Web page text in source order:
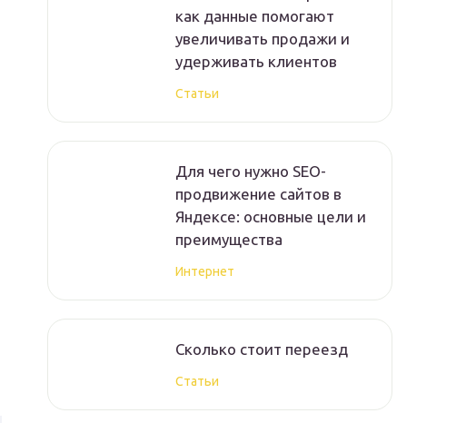
как данные помогают
увеличивать продажи и
удерживать клиентов
Статьи
Для чего нужно SEO-
продвижение сайтов в
Яндексе: основные цели и
преимущества
Интернет
Сколько стоит переезд
Статьи